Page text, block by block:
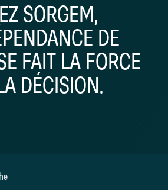
SORGEM,
DE
FAIT LA FORCE
DÉCISION.